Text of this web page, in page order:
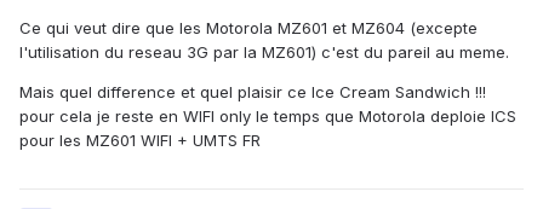
Ce qui veut dire que les Motorola MZ601 et MZ604 (excepte
l'utilisation du reseau 3G par la MZ601) c'est du pareil au meme.
Mais quel difference et quel plaisir ce Ice Cream Sandwich !!!
pour cela je reste en WIFI only le temps que Motorola deploie ICS
pour les MZ601 WIFI + UMTS FR